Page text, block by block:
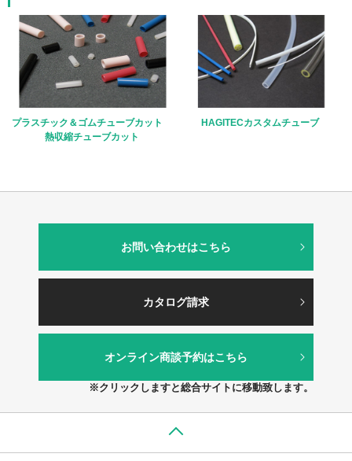
プラスチック＆ゴムチューブカット
熱収縮チューブカット
HAGITECカスタムチューブ
お問い合わせはこちら
カタログ請求
オンライン商談予約はこちら
※クリックしますと総合サイトに移動致します。